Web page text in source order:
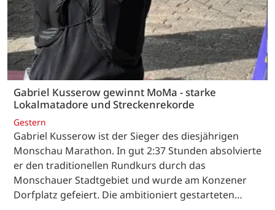
Gabriel Kusserow gewinnt MoMa - starke
Lokalmatadore und Streckenrekorde
Gestern
Gabriel Kusserow ist der Sieger des diesjährigen
Monschau Marathon. In gut 2:37 Stunden absolvierte
er den traditionellen Rundkurs durch das
Monschauer Stadtgebiet und wurde am Konzener
Dorfplatz gefeiert. Die ambitioniert gestarteten…